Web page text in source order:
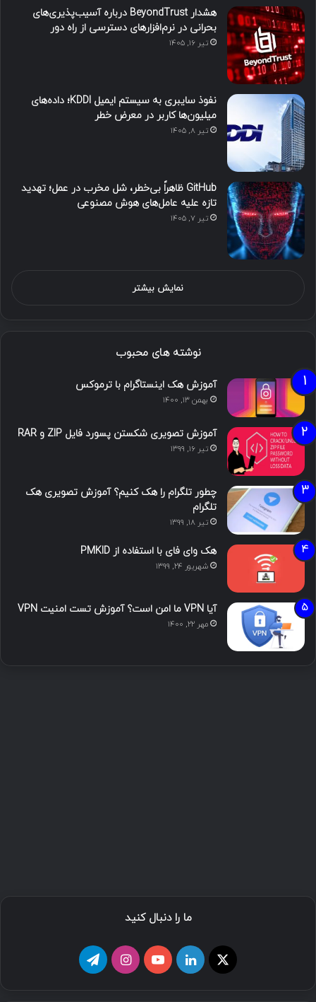
هشدار BeyondTrust درباره آسیب‌پذیری‌های
بحرانی در نرم‌افزارهای دسترسی از راه دور
تیر ۱۶, ۱۴۰۵
نفوذ سایبری به سیستم ایمیل KDDI؛ داده‌های
میلیون‌ها کاربر در معرض خطر
تیر ۸, ۱۴۰۵
GitHub ظاهراً بی‌خطر، شل مخرب در عمل؛ تهدید
تازه علیه عامل‌های هوش مصنوعی
تیر ۷, ۱۴۰۵
نمایش بیشتر
نوشته های محبوب
آموزش هک اینستاگرام با ترموکس
بهمن ۱۳, ۱۴۰۰
آموزش تصویری شکستن پسورد فایل ZIP و RAR
تیر ۱۶, ۱۳۹۹
چطور تلگرام را هک کنیم؟ آموزش تصویری هک
تلگرام
تیر ۱۸, ۱۳۹۹
هک وای فای با استفاده از PMKID
شهریور ۲۴, ۱۳۹۹
آیا VPN ما امن است؟ آموزش تست امنیت VPN
مهر ۲۲, ۱۴۰۰